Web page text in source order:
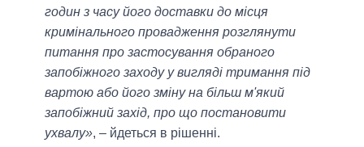
годин з часу його доставки до місця
кримінального провадження розглянути
питання про застосування обраного
запобіжного заходу у вигляді тримання під
вартою або його зміну на більш м'який
запобіжний захід, про що постановити
ухвалу», – йдеться в рішенні.